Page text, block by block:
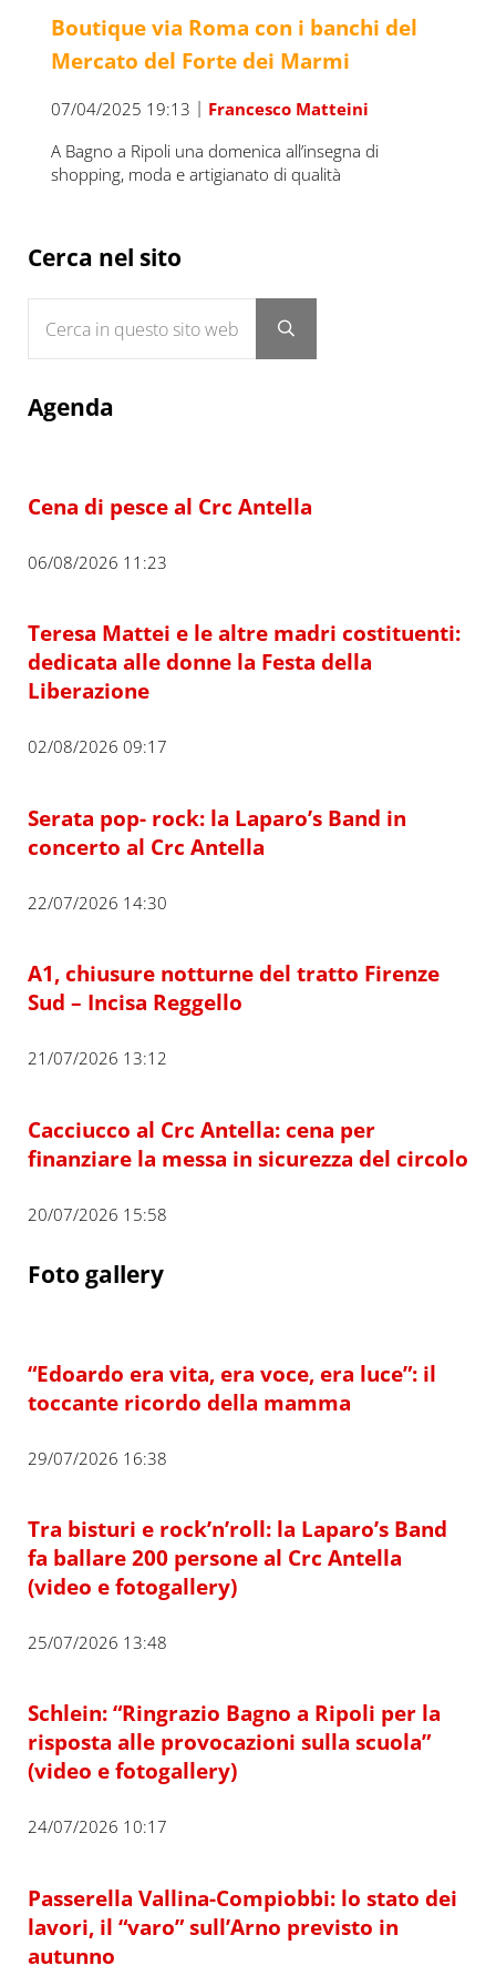
Boutique via Roma con i banchi del
Mercato del Forte dei Marmi
07/04/2025 19:13 | Francesco Matteini
A Bagno a Ripoli una domenica all’insegna di
shopping, moda e artigianato di qualità
Sidebar
Cerca nel sito
Submit search
Agenda
Cena di pesce al Crc Antella
06/08/2026 11:23
Teresa Mattei e le altre madri costituenti:
dedicata alle donne la Festa della
Liberazione
02/08/2026 09:17
Serata pop- rock: la Laparo’s Band in
concerto al Crc Antella
22/07/2026 14:30
A1, chiusure notturne del tratto Firenze
Sud – Incisa Reggello
21/07/2026 13:12
Cacciucco al Crc Antella: cena per
finanziare la messa in sicurezza del circolo
20/07/2026 15:58
Foto gallery
“Edoardo era vita, era voce, era luce”: il
toccante ricordo della mamma
29/07/2026 16:38
Tra bisturi e rock’n’roll: la Laparo’s Band
fa ballare 200 persone al Crc Antella
(video e fotogallery)
25/07/2026 13:48
Schlein: “Ringrazio Bagno a Ripoli per la
risposta alle provocazioni sulla scuola”
(video e fotogallery)
24/07/2026 10:17
Passerella Vallina-Compiobbi: lo stato dei
lavori, il “varo” sull’Arno previsto in
autunno